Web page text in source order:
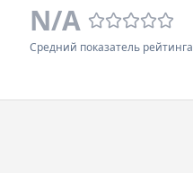
N/A
Средний показатель рейтинга